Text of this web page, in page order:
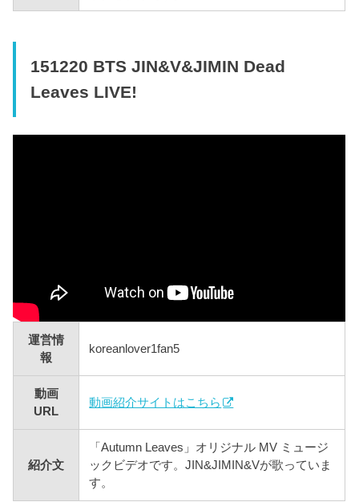
151220 BTS JIN&V&JIMIN Dead
Leaves LIVE!
運営情
報
koreanlover1fan5
動画
URL
動画紹介サイトはこちら
紹介文
「Autumn Leaves」オリジナル MV ミュージ
ックビデオです。JIN&JIMIN&Vが歌っていま
す。